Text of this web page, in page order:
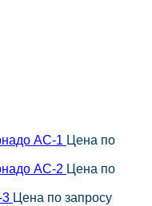
АС-1 Цена по
АС-2 Цена по
3 Цена по запросу